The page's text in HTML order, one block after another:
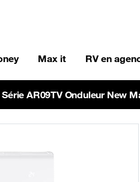
Max it RV en
AR09TV Onduleur New